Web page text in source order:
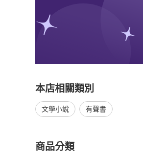
本店相關類別
文學小說 有聲書
商品分類